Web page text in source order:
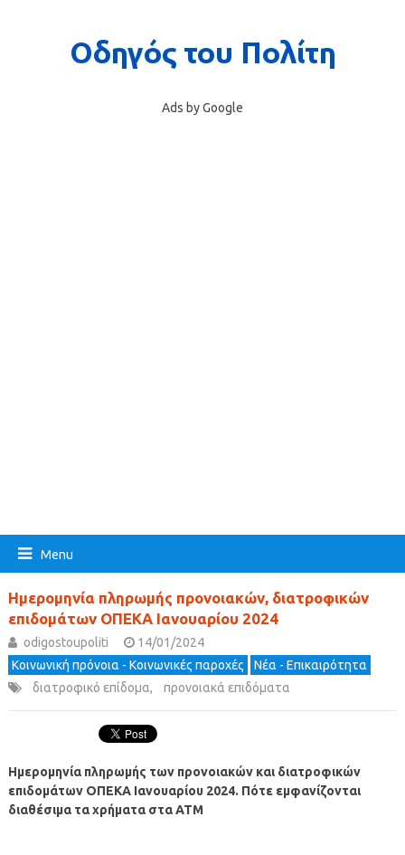
Ads by Google
Menu
Ημερομηνία πληρωμής προνοιακών, διατροφικών
επιδομάτων ΟΠΕΚΑ Ιανουαρίου 2024
odigostoupoliti
14/01/2024
Κοινωνική πρόνοια - Κοινωνικές παροχές
Νέα - Επικαιρότητα
διατροφικό επίδομα, προνοιακά επιδόματα
Ημερομηνία πληρωμής των προνοιακών και διατροφικών
επιδομάτων ΟΠΕΚΑ Ιανουαρίου 2024. Πότε εμφανίζονται
διαθέσιμα τα χρήματα στα ΑΤΜ